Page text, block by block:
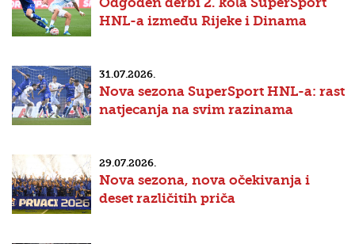
HNL-a između Rijeke i Dinama
31.07.2026.
Nova sezona SuperSport HNL-a: rast
natjecanja na svim razinama
29.07.2026.
Nova sezona, nova očekivanja i
deset različitih priča